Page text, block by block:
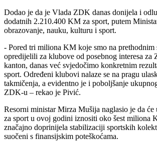
Dodao je da je Vlada ZDK danas donijela i
dodatnih 2.210.400 KM za sport, putem
obrazovanje, nauku, kulturu i sport.
- Pored tri miliona KM koje smo na prethodnim
opredijelili za klubove od posebnog interesa za
kanton, danas već svjedočimo konkretnim
sport. Određeni klubovi nalaze se na pragu
takmičenja, a evidentno je i poboljšanje
ZDK-u – rekao je Pivić.
Resorni ministar Mirza Mušija naglasio je da će
za sport u ovoj godini iznositi oko šest miliona
značajno doprinijela stabilizaciji sportskih
suočeni s finansijskim poteškoćama.